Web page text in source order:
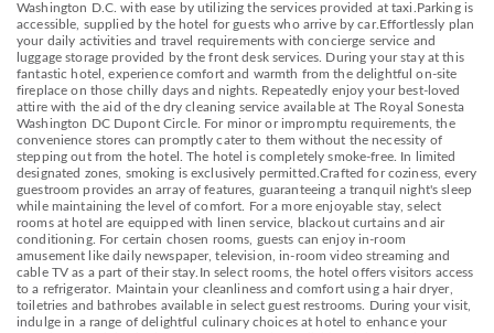
Washington D.C. with ease by utilizing the services provided at taxi.Parking is
accessible, supplied by the hotel for guests who arrive by car.Effortlessly plan
your daily activities and travel requirements with concierge service and
luggage storage provided by the front desk services. During your stay at this
fantastic hotel, experience comfort and warmth from the delightful on-site
fireplace on those chilly days and nights. Repeatedly enjoy your best-loved
attire with the aid of the dry cleaning service available at The Royal Sonesta
Washington DC Dupont Circle. For minor or impromptu requirements, the
convenience stores can promptly cater to them without the necessity of
stepping out from the hotel. The hotel is completely smoke-free. In limited
designated zones, smoking is exclusively permitted.Crafted for coziness, every
guestroom provides an array of features, guaranteeing a tranquil night's sleep
while maintaining the level of comfort. For a more enjoyable stay, select
rooms at hotel are equipped with linen service, blackout curtains and air
conditioning. For certain chosen rooms, guests can enjoy in-room
amusement like daily newspaper, television, in-room video streaming and
cable TV as a part of their stay.In select rooms, the hotel offers visitors access
to a refrigerator. Maintain your cleanliness and comfort using a hair dryer,
toiletries and bathrobes available in select guest restrooms. During your visit,
indulge in a range of delightful culinary choices at hotel to enhance your